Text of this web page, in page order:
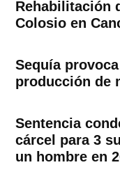
Rehabilitación
Colosio en
Sequía
producción de
Sentencia
cárcel para 3
un hombre en